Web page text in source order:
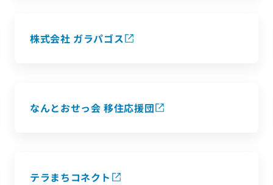
株式会社 ガラパゴス
なんとおせっ会 移住応援団
テラまちコネクト